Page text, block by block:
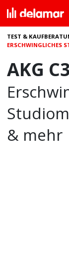
TEST &
ERSCHWINGLICHES
AKG
& mehr